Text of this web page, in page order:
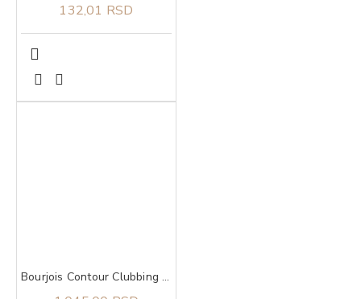
132,01 RSD
Bourjois Contour Clubbing 24h vodootporna 46 olovka za oči